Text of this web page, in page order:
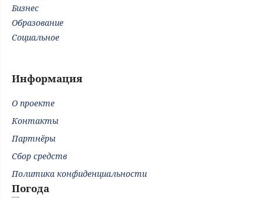
Бизнес
Образование
Социальное
Информация
О проекте
Контакты
Партнёры
Сбор средств
Политика конфиденциальности
Погода